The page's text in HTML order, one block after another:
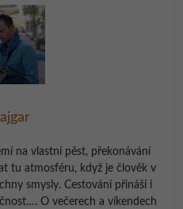
na vlastní pěst, překonávání
tu atmosféru, když je člověk v
smysly. Cestování přináší i
O večerech a víkendech